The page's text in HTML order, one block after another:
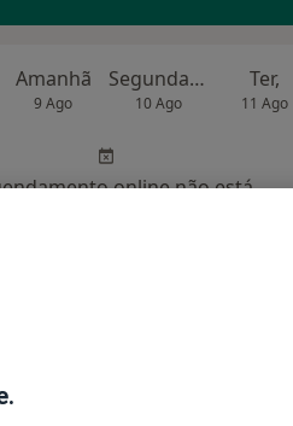
Amanhã
9 Ago
Segunda-feira
10 Ago
Ter,
11 Ago
online não está